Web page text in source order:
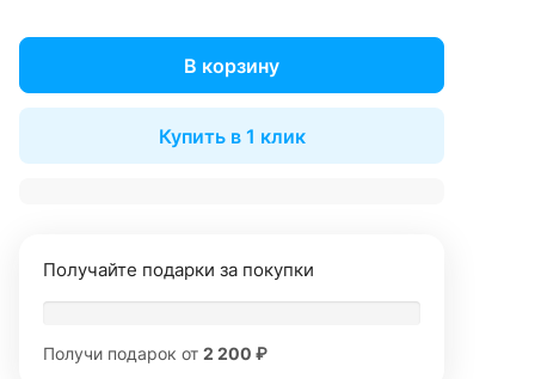
В корзину
Купить в 1 клик
Получайте подарки за покупки
Получи подарок от 2 200 ₽